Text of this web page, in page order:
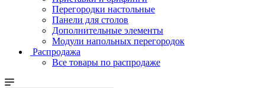
Перегородки настольные
Панели для столов
Дополнительные элементы
Модули напольных перегородок
Распродажа
Все товары по распродаже